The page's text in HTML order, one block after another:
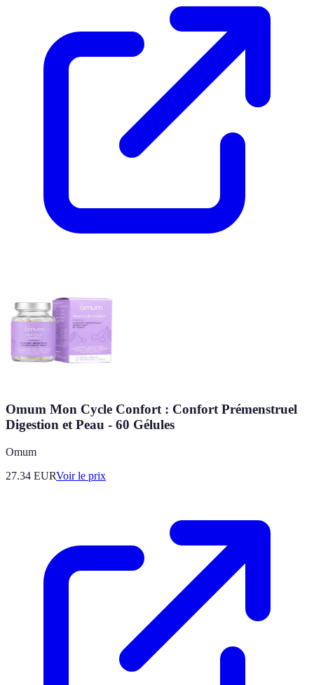
Omum Mon Cycle Confort : Confort Prémenstruel
Digestion et Peau - 60 Gélules
Omum
27.34 EURVoir le prix